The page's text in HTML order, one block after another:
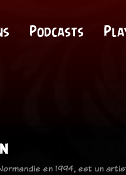
Podcasts
en 1994, est un